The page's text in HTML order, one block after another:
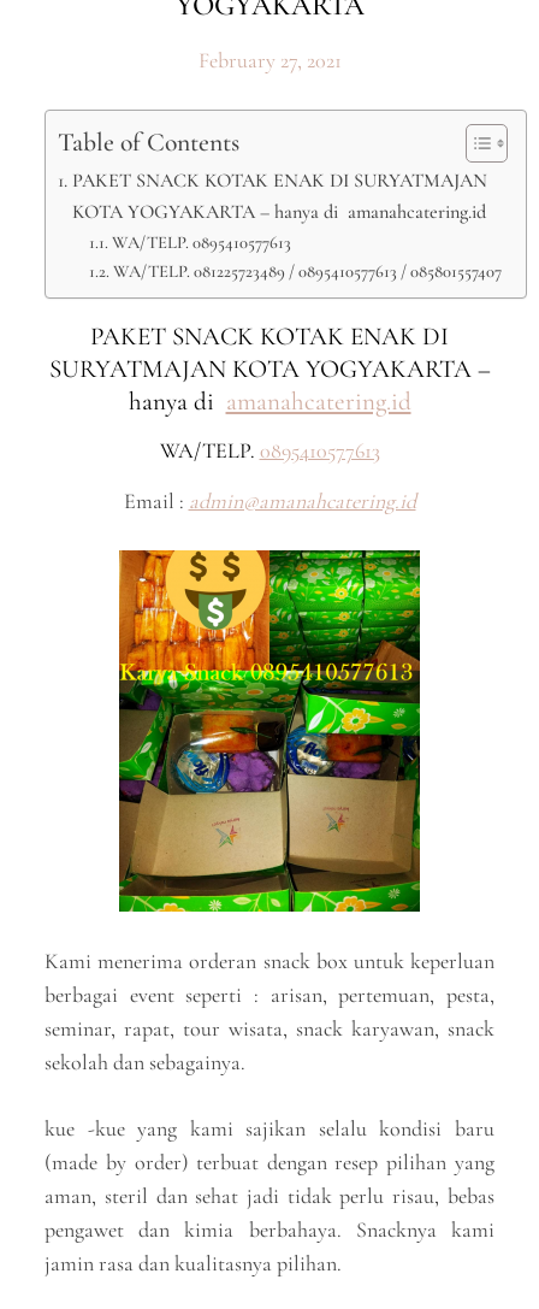
February 27, 2021
Table of Contents
PAKET SNACK KOTAK ENAK DI SURYATMAJAN
KOTA YOGYAKARTA – hanya di amanahcatering.id
WA/TELP. 0895410577613
WA/TELP. 081225723489 / 0895410577613 / 085801557407
PAKET SNACK KOTAK ENAK DI
SURYATMAJAN KOTA YOGYAKARTA –
hanya di amanahcatering.id
WA/TELP. 0895410577613
Email : admin@amanahcatering.id
Kami menerima orderan snack box untuk keperluan
berbagai event seperti : arisan, pertemuan, pesta,
seminar, rapat, tour wisata, snack karyawan, snack
sekolah dan sebagainya.
kue -kue yang kami sajikan selalu kondisi baru
(made by order) terbuat dengan resep pilihan yang
aman, steril dan sehat jadi tidak perlu risau, bebas
pengawet dan kimia berbahaya. Snacknya kami
jamin rasa dan kualitasnya pilihan.